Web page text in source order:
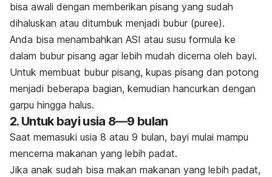
bisa awali dengan memberikan pisang yang sudah
dihaluskan atau ditumbuk menjadi bubur (puree).
Anda bisa menambahkan ASI atau susu formula ke
dalam bubur pisang agar lebih mudah dicerna oleh bayi.
Untuk membuat bubur pisang, kupas pisang dan potong
menjadi beberapa bagian, kemudian hancurkan dengan
garpu hingga halus.
2. Untuk bayi usia 8—9 bulan
Saat memasuki usia 8 atau 9 bulan, bayi mulai mampu
mencerna makanan yang lebih padat.
Jika anak sudah bisa makan makanan yang lebih padat,